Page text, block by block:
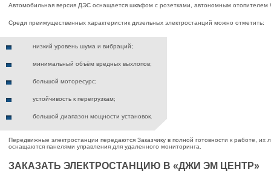
Автомобильная версия ДЭС оснащается шкафом с розетками, автономным отопителем
Среди преимущественных характеристик дизельных электростанций можно отметить:
низкий уровень шума и вибраций;
минимальный объём вредных выхлопов;
большой моторесурс;
устойчивость к перегрузкам;
большой диапазон мощности установок.
Передвижные электростанции передаются Заказчику в полной готовности к работе,
оснащаются панелями управления для удаленного мониторинга.
ЗАКАЗАТЬ ЭЛЕКТРОСТАНЦИЮ В «ДЖИ ЭМ ЦЕНТР»